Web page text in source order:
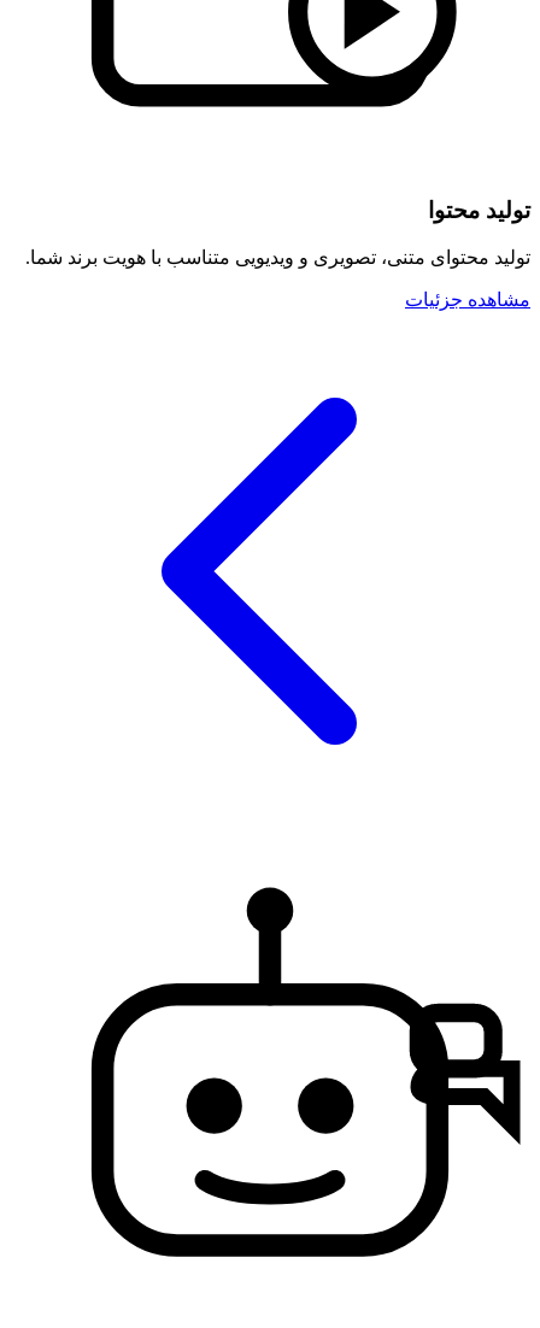
تولید محتوا
تولید محتوای متنی، تصویری و ویدیویی متناسب با هویت برند شما.
مشاهده جزئیات